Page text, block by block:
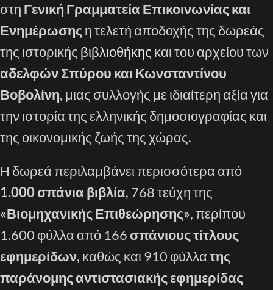
στη Γενική Γραμματεία Επικοινωνίας και
Ενημέρωσηςη τελετή αποδοχής της δωρεάς
της ιστορικής βιβλιοθήκης και του αρχείου των
αδελφών Σπύρου και Κωνσταντίνου
Βοβολίνη, μιας συλλογής με ιδιαίτερη αξία για
την ιστορία της ελληνικής δημοσιογραφίας και
της οικονομικής ζωής της χώρας.
Η δωρεά περιλαμβάνει περισσότερα από
1.000 σπάνια βιβλία, 768 τεύχη της
«Βιομηχανικής Επιθεώρησης», περίπου
1.600 φύλλα από 166 σπάνιους τίτλους
εφημερίδων, καθώς και 910 φύλλατης
παράνομης αντιστασιακής εφημερίδας